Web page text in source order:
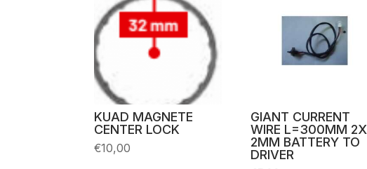
KUAD MAGNETE
CENTER LOCK
€10,00
GIANT CURRENT
WIRE L=300MM 2X
2MM BATTERY TO
DRIVER